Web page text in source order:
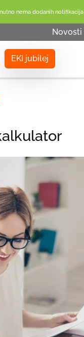
nema dodanih notifikacija
Novosti
EKI jubilej